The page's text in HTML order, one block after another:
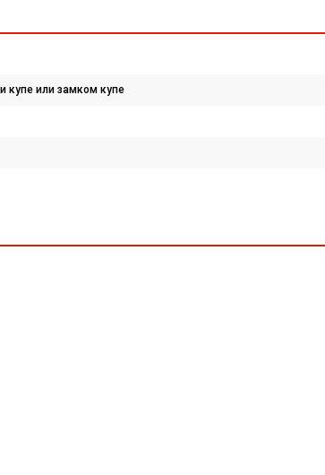
купе или замком купе